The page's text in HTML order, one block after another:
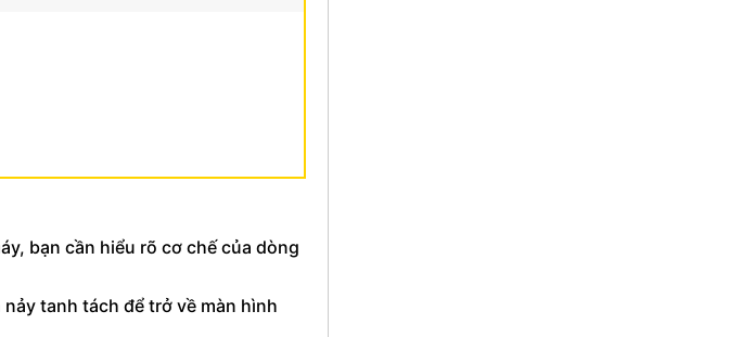
bạn cần hiểu rõ cơ chế của dòng
tanh tách để trở về màn hình